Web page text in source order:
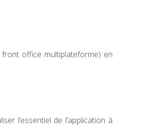
office multiplateforme) en
l’essentiel de l’application à